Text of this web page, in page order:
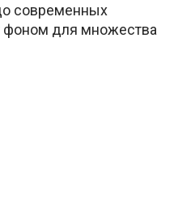
современных
фоном для множества